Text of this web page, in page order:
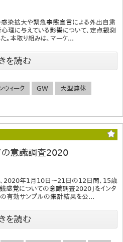
感染拡大や緊急事態宣言による外出自粛
理に与えている影響について、定点観測
。本取り組みは、マーケ...
を読む
ウィーク GW 大型連休
の意識調査2020
、2020年1月10日～21日の12日間、15歳
感覚についての意識調査2020」をインタ
の有効サンプルの集計結果を公...
を読む